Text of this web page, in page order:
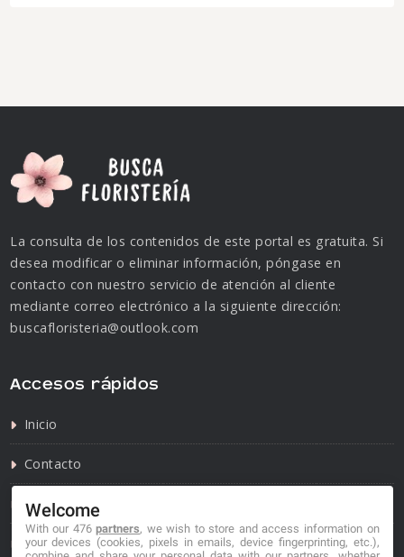
La consulta de los contenidos de este portal es gratuita. Si
desea modificar o eliminar información, póngase en
contacto con nuestro servicio de atención al cliente
mediante correo electrónico a la siguiente dirección:
buscafloristeria@outlook.com
Accesos rápidos
Inicio
Contacto
Política de privacidad
Política de cookies
Welcome
With our 476partners, we wish to store and access information on
your devices (cookies, pixels in emails, device fingerprinting, etc.),